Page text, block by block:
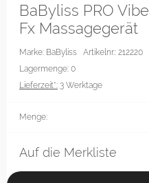
BaByliss PRO Vibe
Fx Massagegerät
Marke: BaByliss Artikelnr.: 212220
Lagermenge: 0
Lieferzeit*: 3 Werktage
Menge:
Auf die Merkliste